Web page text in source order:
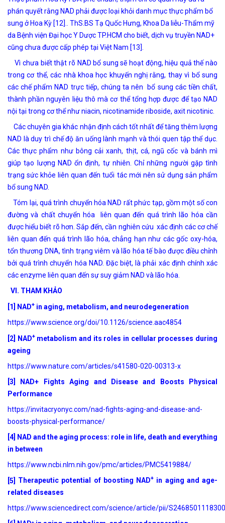
phán quyết rằng NAD phải được loại khỏi danh mục thực phẩm bổ
sung ở Hoa Kỳ [12].. ThS.BS Tạ Quốc Hưng, Khoa Da liễu-Thẩm mỹ
da Bệnh viện Đại học Y Dược TP.HCM cho biết, dịch vụ truyền NAD+
cũng chưa được cấp phép tại Việt Nam [13].
Vì chưa biết thật rõ NAD bổ sung sẽ hoạt động, hiệu quả thế nào
trong cơ thể, các nhà khoa học khuyến nghị rằng, thay vì bổ sung
các chế phẩm NAD trực tiếp, chúng ta nên bổ sung các tiền chất,
thành phần nguyên liệu thô mà cơ thể tổng hợp được để tạo NAD
nội tại trong cơ thể như niacin, nicotinamide riboside, axit nicotinic.
Các chuyên gia khác nhận định cách tốt nhất để tăng thêm lượng
NAD là duy trì chế độ ăn uống lành mạnh và thói quen tập thể dục.
Các thực phẩm như bông cải xanh, thịt, cá, ngũ cốc và bánh mì
giúp tạo lượng NAD ổn định, tự nhiên. Chỉ những người gặp tình
trạng sức khỏe liên quan đến tuổi tác mới nên sử dụng sản phẩm
bổ sung NAD.
Tóm lại, quá trình chuyển hóa NAD rất phức tạp, gồm một số con
đường và chất chuyển hóa liên quan đến quá trình lão hóa cần
được hiểu biết rõ hơn. Sắp đến, cần nghiên cứu xác định các cơ chế
liên quan đến quá trình lão hóa, chẳng hạn như các gốc oxy-hóa,
tổn thương DNA, tình trạng viêm và lão hóa tế bào được điều chỉnh
bởi quá trình chuyển hóa NAD. Đặc biệt, là phải xác định chính xác
các enzyme liên quan đến sự suy giảm NAD và lão hóa.
VI. THAM KHẢO
[1]
NAD+ in aging, metabolism, and neurodegeneration
https://www.science.org/doi/10.1126/science.aac4854
[2] NAD+metabolism and its roles in cellular processes during
ageing
https://www.nature.com/articles/s41580-020-00313-x
[3] NAD+ Fights Aging and Disease and Boosts Physical
Performance
https://invitacryonyc.com/nad-fights-aging-and-disease-and-
boosts-physical-performance/
[4] NAD and the aging process: role in life, death and everything
in between
https://www.ncbi.nlm.nih.gov/pmc/articles/PMC5419884/
[5] Therapeutic potential of boosting NAD+ in aging and age-
related diseases
https://www.sciencedirect.com/science/article/pii/